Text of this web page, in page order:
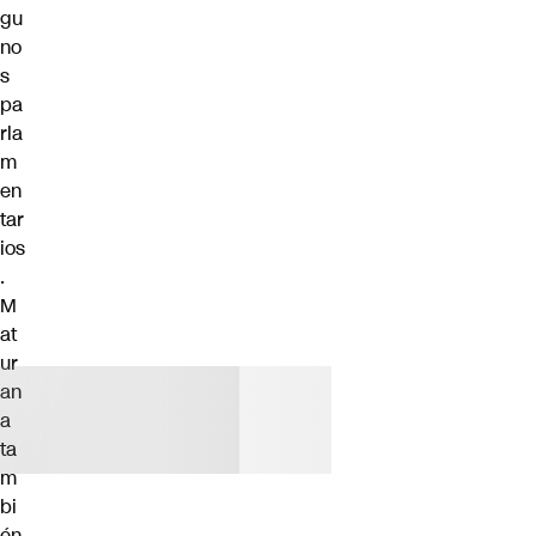
gu
no
s
pa
rla
m
en
tar
ios
.
M
at
ur
an
a
ta
m
bi